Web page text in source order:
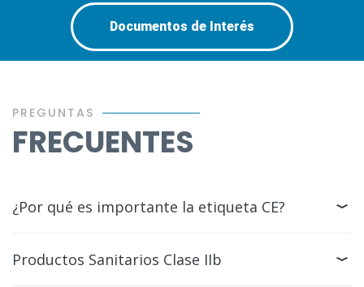
Documentos de Interés
PREGUNTAS
FRECUENTES
¿Por qué es importante la etiqueta CE?
Productos Sanitarios Clase IIb